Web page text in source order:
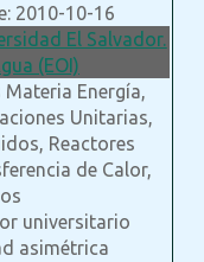
2010-10-16
El Salvador.
(EOI)
Energía,
Unitarias,
Reactores
de Calor,
universitario
asimétrica